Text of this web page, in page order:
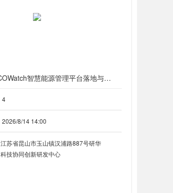
数智节能丨ECOWatch智慧能源管理平台落地与能耗优化实作演练（8月昆山）
4
2026/8/14 14:00
江苏省昆山市玉山镇汉浦路887号研华
科技协同创新研发中心